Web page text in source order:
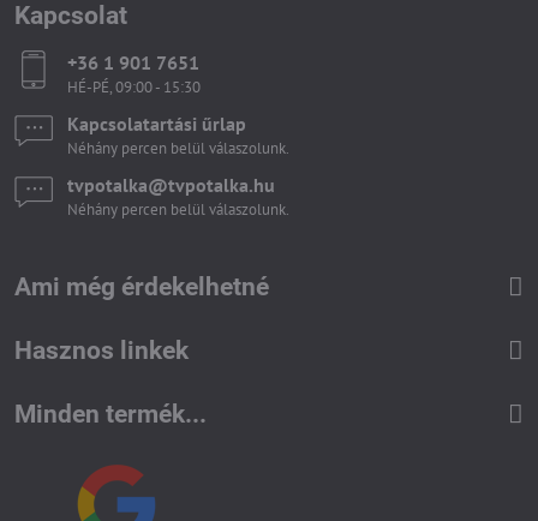
Kapcsolat
+36 1 901 7651
HÉ-PÉ, 09:00 - 15:30
Kapcsolatartási űrlap
Néhány percen belül válaszolunk.
tvpotalka​@tvpotalka​.hu
Néhány percen belül válaszolunk.
Ami még érdekelhetné
Hasznos linkek
Minden termék...